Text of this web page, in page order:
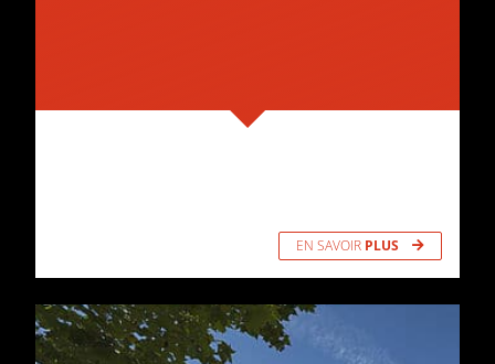
EN SAVOIR PLUS